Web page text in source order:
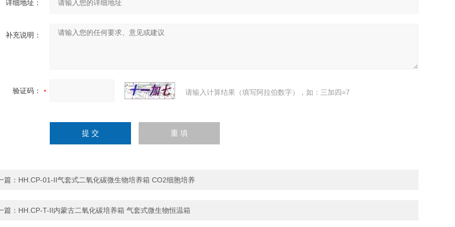
详细地址：
补充说明：
验证码： 请输入计算结果（填写阿拉伯数字），如：三加四=7
篇： HH.CP-01-II气套式二氧化碳微生物培养箱 CO2细胞培养
篇： HH.CP-T-II内蒙古二氧化碳培养箱 气套式微生物恒温箱